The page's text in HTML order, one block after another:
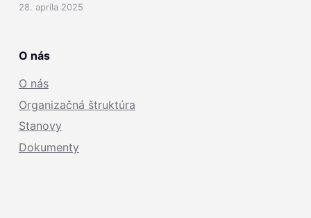
28. apríla 2025
O nás
O nás
Organizačná štruktúra
Stanovy
Dokumenty